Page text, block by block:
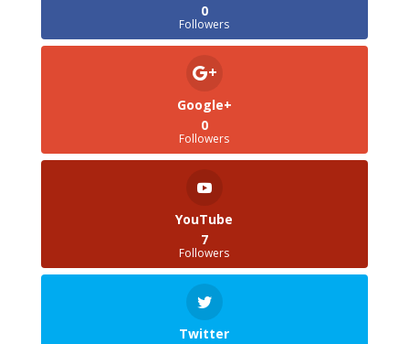
0
Followers
Google+
0
Followers
YouTube
7
Followers
Twitter